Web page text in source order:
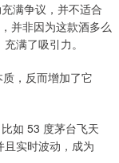
满争议，并不适合
并非因为这款酒多么
满了吸引力。
，反而增加了它
如 53 度茅台飞天
实时波动，成为